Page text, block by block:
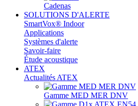
Cadenas
SOLUTIONS D'ALERTE
SmartVox® Indoor
Applications
Systèmes d'alerte
Savoir-faire
Étude acoustique
ATEX
Actualités ATEX
Gamme MED MER DNV